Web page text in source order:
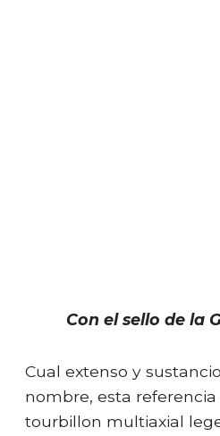
Con el sello de la
Cual extenso y
nombre, esta
tourbillon multiaxial